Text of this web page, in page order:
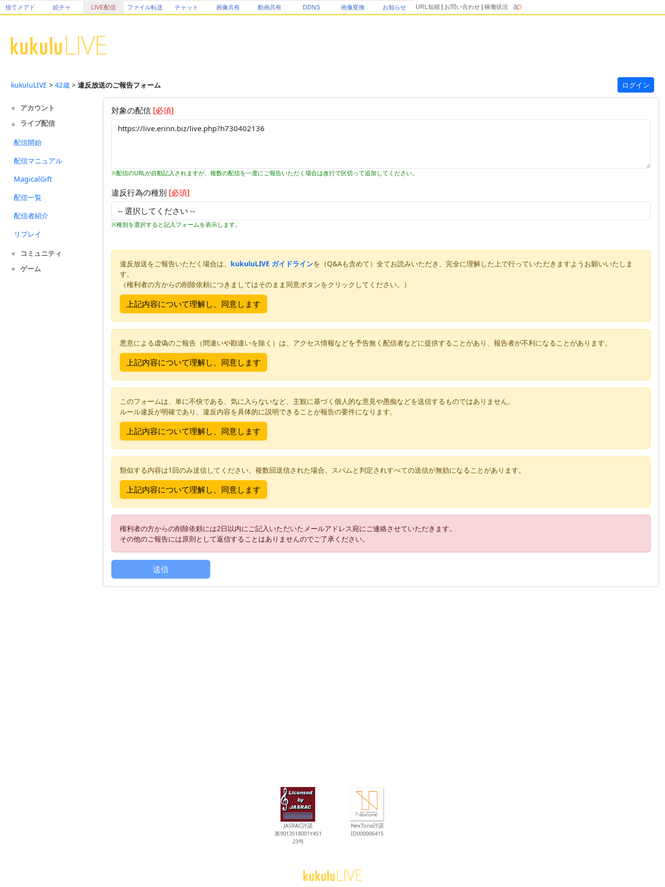
捨てメアド 絵チャ LIVE配信 ファイル転送 チャット 画像共有 動画共有 DDNS 画像変換 お知らせ URL短縮 お問い合わせ 稼働状況
kukuluLIVE > 42歳 > 違反放送のご報告フォーム ログイン
▼ アカウント
▲ ライブ配信
配信開始
配信マニュアル
MagicalGift
配信一覧
配信者紹介
リプレイ
▼ コミュニティ
▼ ゲーム
対象の配信 [必須]
※配信のURLが自動記入されますが、複数の配信を一度にご報告いただく場合は改行で区切って追加してください。
違反行為の種別 [必須]
※種別を選択すると記入フォームを表示します。
違反放送をご報告いただく場合は、 kukuluLIVE ガイドラインを（Q&Aも含めて）全てお読みいただき、完全に理解した上で行っていただきますようお願いいたしま
す。
（権利者の方からの削除依頼につきましてはそのまま同意ボタンをクリックしてください。）
悪意による虚偽のご報告（間違いや勘違いを除く）は、アクセス情報などを予告無く配信者などに提供することがあり、報告者が不利になることがあります。
このフォームは、単に不快である、気に入らないなど、主観に基づく個人的な意見や愚痴などを送信するものではありません。
ルール違反が明確であり、違反内容を具体的に説明できることが報告の要件になります。
類似する内容は1回のみ送信してください。複数回送信された場合、スパムと判定されすべての送信が無効になることがあります。
権利者の方からの削除依頼には2日以内にご記入いただいたメールアドレス宛にご連絡させていただきます。
その他のご報告には原則として返信することはありませんのでご了承ください。
JASRAC許諾
第9013518001Y451
23号
NexTone許諾
ID000006415